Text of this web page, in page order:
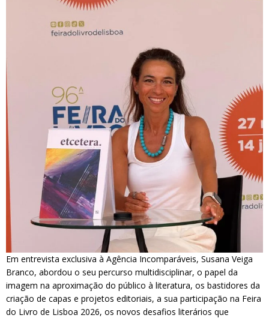
Em entrevista exclusiva à Agência Incomparáveis, Susana Veiga
Branco, abordou o seu percurso multidisciplinar, o papel da
imagem na aproximação do público à literatura, os bastidores da
criação de capas e projetos editoriais, a sua participação na Feira
do Livro de Lisboa 2026, os novos desafios literários que